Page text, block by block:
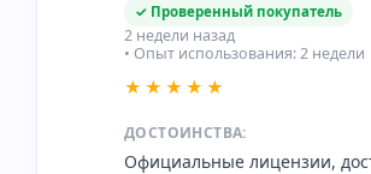
✓ Проверенный покупатель
2 недели назад
• Опыт использования: 2 недели
★★★★★
ДОСТОИНСТВА:
Официальные лицензии,